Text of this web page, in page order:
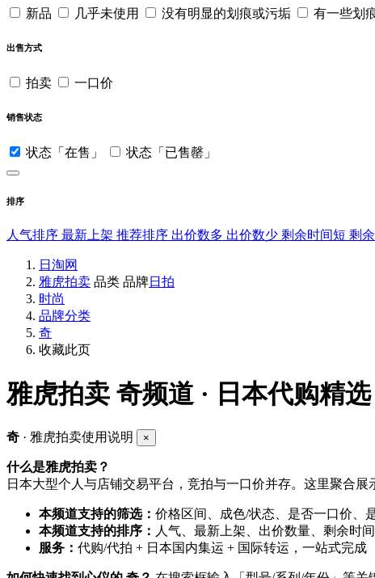
新品 几乎未使用 没有明显的划痕或污垢 有一些划
出售方式
拍卖 一口价
销售状态
状态「在售」 状态「已售罄」
排序
人气排序 最新上架 推荐排序 出价数多 出价数少 剩余时间短 剩
日淘网
雅虎拍卖 品类 品牌日拍
时尚
品牌分类
奇
收藏此页
雅虎拍卖 奇频道 · 日本代购精选
奇 · 雅虎拍卖使用说明 ×
什么是雅虎拍卖？
日本大型个人与店铺交易平台，竞拍与一口价并存。这里聚合展
本频道支持的筛选： 价格区间、成色/状态、是否一口价、
本频道支持的排序： 人气、最新上架、出价数量、剩余时
服务： 代购/代拍 + 日本国内集运 + 国际转运，一站式完成